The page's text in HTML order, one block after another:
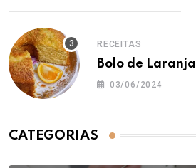
RECEITAS
Bolo de Laranja
03/06/2024
CATEGORIAS